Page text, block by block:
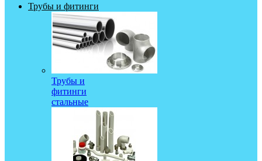
Трубы и фитинги
Трубы и
фитинги
стальные